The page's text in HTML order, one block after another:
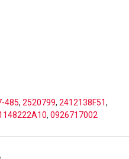
485, 2520799, 2412138F51,
, 0926717002